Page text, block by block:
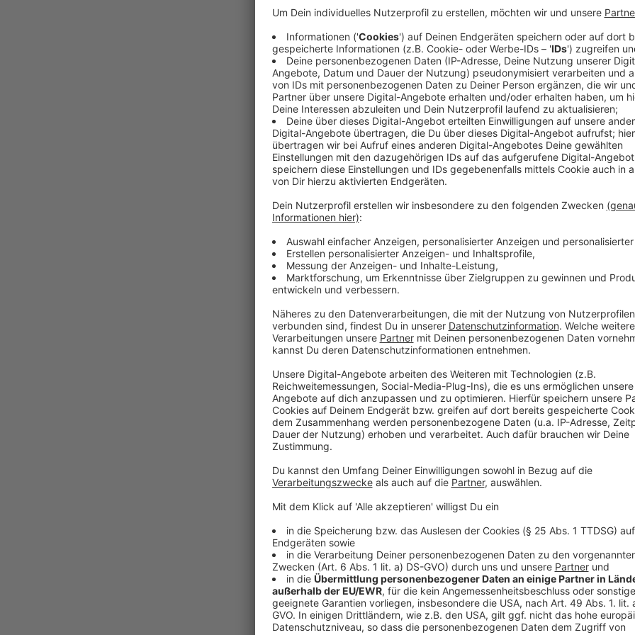
Bei der Bombenexplosion waren am 27. Juli 2000
verletzt worden, eine schwangere Frau verlor ihr
Anzeige
Gedenkminute am Sonntag
Anzeige
Um auf diesen Anschlag aufmerksam zu machen,
der Forschungsschwerpunkt Rechtsextremismus
Juli) um 15 Uhr am Wehrhahn zu einer
Forschungsschwerpunkt Rechtsextremismus an der
Anzeige
Sabine Reimann von der HSD
Anzeige
Ab 12 Uhr gibt es außerdem einen Rundgang und
informieren soll. Zum 25. Jahrestag gibt es auch ein
beschäftigt. Darin kommen unter anderem auch
Anzeige
Weitere Infos und Links:
Anzeige